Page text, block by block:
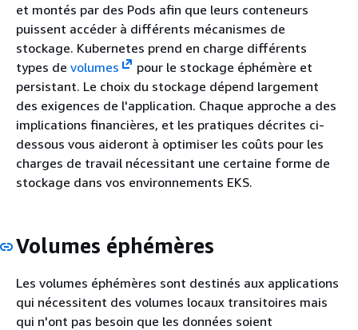
et montés par des Pods afin que leurs conteneurs
puissent accéder à différents mécanismes de
stockage. Kubernetes prend en charge différents
types de volumes
pour le stockage éphémère et
persistant. Le choix du stockage dépend largement
des exigences de l'application. Chaque approche a des
implications financières, et les pratiques décrites ci-
dessous vous aideront à optimiser les coûts pour les
charges de travail nécessitant une certaine forme de
stockage dans vos environnements EKS.
Volumes éphémères
Les volumes éphémères sont destinés aux applications
qui nécessitent des volumes locaux transitoires mais
qui n'ont pas besoin que les données soient